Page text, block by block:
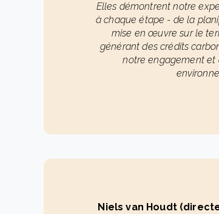
Elles démontrent notre
à chaque étape - de la
mise en œuvre sur le
générant des crédits
notre engagement et
Niels van Houdt